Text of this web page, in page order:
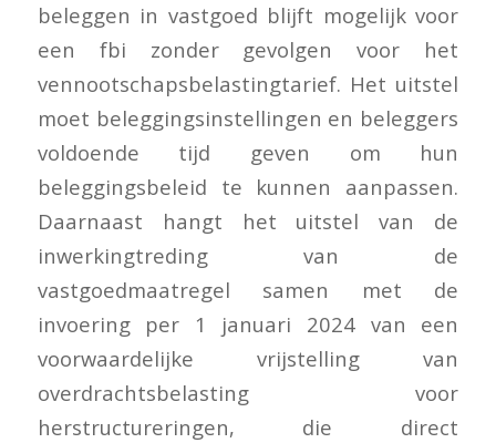
beleggen in vastgoed blijft mogelijk voor
een fbi zonder gevolgen voor het
vennootschapsbelastingtarief. Het uitstel
moet beleggingsinstellingen en beleggers
voldoende tijd geven om hun
beleggingsbeleid te kunnen aanpassen.
Daarnaast hangt het uitstel van de
inwerkingtreding van de
vastgoedmaatregel samen met de
invoering per 1 januari 2024 van een
voorwaardelijke vrijstelling van
overdrachtsbelasting voor
herstructureringen, die direct